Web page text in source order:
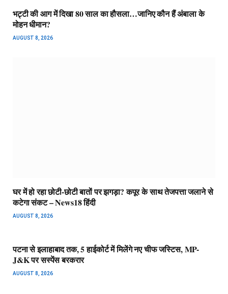
भट्टी की आग में दिखा 80 साल का हौसला…जानिए कौन हैं अंबाला के
मोहन धीमान?
AUGUST 8, 2026
घर में हो रहा छोटी-छोटी बातों पर झगड़ा? कपूर के साथ तेजपत्ता जलाने से
कटेगा संकट – News18 हिंदी
AUGUST 8, 2026
पटना से इलाहाबाद तक, 5 हाईकोर्ट में मिलेंगे नए चीफ जस्टिस, MP-
J&K पर सस्पेंस बरकरार
AUGUST 8, 2026